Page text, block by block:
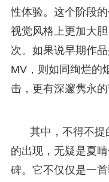
性体验。这个阶段
视觉风格上更加大
次。如果说早期作
MV，则如同绚烂的
击，更有深邃隽永的
其中，不得不
的出现，无疑是夏
碑。它不仅仅是一